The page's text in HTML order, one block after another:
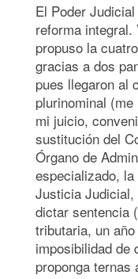
El Poder
reforma
propuso la
gracias a dos
pues llegaron al
plurinominal
mi juicio,
sustitución del
Órgano de
especializado,
Justicia
dictar sentencia
tributaria, un
imposibilidad de
proponga